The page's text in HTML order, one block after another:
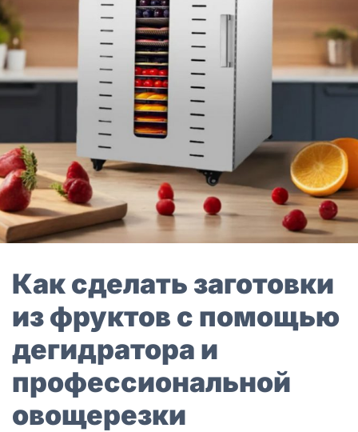
Как сделать заготовки
из фруктов с помощью
дегидратора и
профессиональной
овощерезки